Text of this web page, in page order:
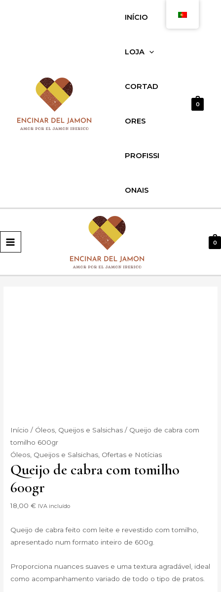
INÍCIO
LOJA
CORTAD
ORES
PROFISSI
ONAIS
0
PRINCIPAL
0
Início / Óleos, Queijos e Salsichas / Queijo de cabra com
tomilho 600gr
Óleos, Queijos e Salsichas Ofertas e Notícias
Queijo de cabra com tomilho
600gr
18,00€ IVA incluído
Queijo de cabra feito com leite e revestido com tomilho,
apresentado num formato inteiro de 600g.
Proporciona nuances suaves e uma textura agradável, ideal
como acompanhamento variado de todo o tipo de pratos.
quantidade